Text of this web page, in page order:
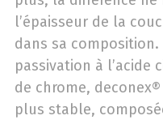
l’épaisseur de la
dans sa
passivation à l’acide
de chrome,
plus stable,